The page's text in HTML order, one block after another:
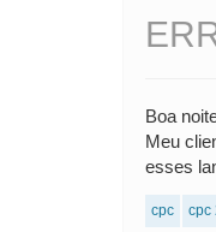
Boa
Meu
esses
cpc cpc